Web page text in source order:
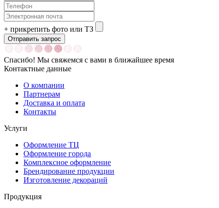
+ прикрепить фото или ТЗ
Спасибо! Мы свяжемся с вами в ближайшее время
Контактные данные
О компании
Партнерам
Доставка и оплата
Контакты
Услуги
Оформление ТЦ
Оформление города
Комплексное оформление
Брендирование продукции
Изготовление декораций
Продукция